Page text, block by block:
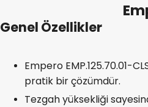
Genel Özellikler
Empero EMP.125.70.01-
pratik bir çözümdür.
Tezgah yüksekliği